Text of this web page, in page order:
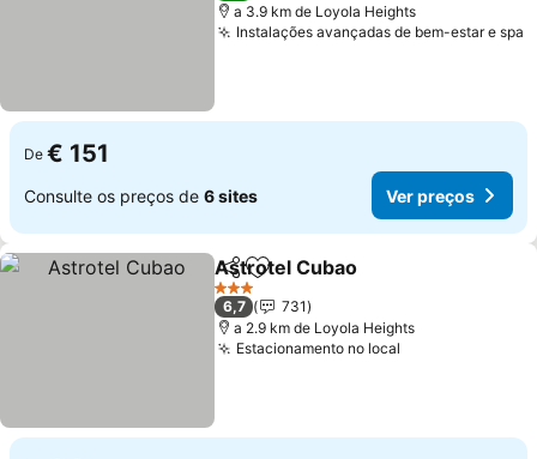
a 3.9 km de Loyola Heights
Instalações avançadas de bem-estar e spa
De € 151
Consulte os preços de 6 sites Ver preços
PartilharAdicionar aos favoritos
Astrotel Cubao
3 Estrelas
6,7
731
a 2.9 km de Loyola Heights
Estacionamento no local